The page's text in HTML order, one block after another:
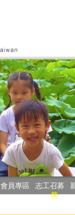
會員專區 志工召募
務